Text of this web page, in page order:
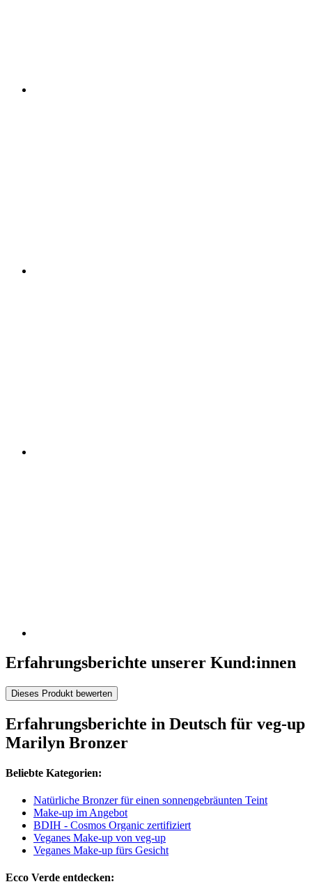
Erfahrungsberichte unserer Kund:innen
Dieses Produkt bewerten
Erfahrungsberichte in Deutsch für veg-up
Marilyn Bronzer
Beliebte Kategorien:
Natürliche Bronzer für einen sonnengebräunten Teint
Make-up im Angebot
BDIH - Cosmos Organic zertifiziert
Veganes Make-up von veg-up
Veganes Make-up fürs Gesicht
Ecco Verde entdecken: